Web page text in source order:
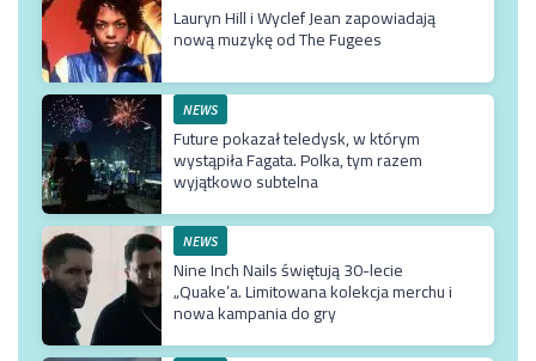
Lauryn Hill i Wyclef Jean zapowiadają
nową muzykę od The Fugees
NEWS
Future pokazał teledysk, w którym
wystąpiła Fagata. Polka, tym razem
wyjątkowo subtelna
NEWS
Nine Inch Nails świętują 30-lecie
„Quake’a. Limitowana kolekcja merchu i
nowa kampania do gry